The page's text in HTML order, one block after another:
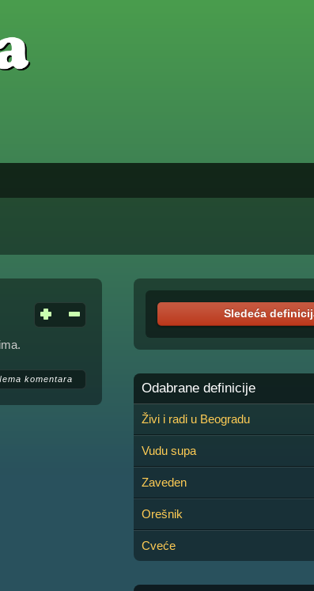
komentara
Sledeća
Odabrane definicije
Živi i radi u Beogradu
Vudu supa
Zaveden
Orešnik
Cveće